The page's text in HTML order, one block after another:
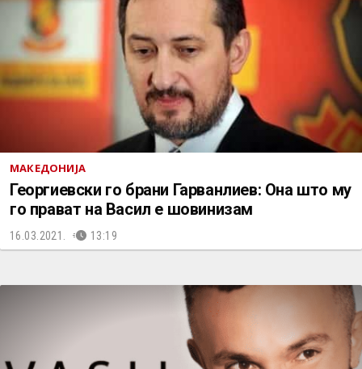
МАКЕДОНИЈА
Георгиевски го брани Гарванлиев: Она што му
го прават на Васил е шовинизам
16.03.2021. 13:19